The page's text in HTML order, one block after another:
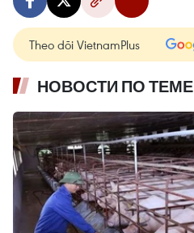
Theo dõi VietnamPlus
НОВОСТИ ПО ТЕМЕ